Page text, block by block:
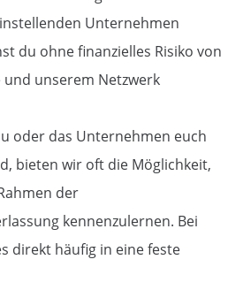
Unternehmen
du ohne finanzielles Risiko von
unserem Netzwerk
oder das Unternehmen euch
bieten wir oft die Möglichkeit,
der
kennenzulernen. Bei
direkt häufig in eine feste